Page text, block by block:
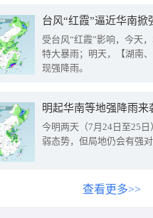
台风“红霞”逼近华南
受台风“红霞”影响，今天
特大暴雨；明天，【湖南
现强降雨。
明起华南等地强降雨
今明两天（7月24日至25
弱态势，但局地仍会有强
查看更多>>